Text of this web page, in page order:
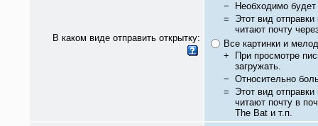
В каком виде отправить открытку:
−
Необходимо будет
= Этот вид
читают почту
Все картинки и
+
При просмотре
загружать.
− Относительно
= Этот вид
читают почту в
The Bat и т.п.